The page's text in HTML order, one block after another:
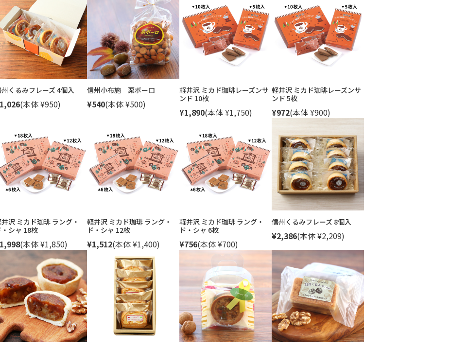
くるみフレーズ 4個入
(本体 ¥950)
信州小布施 栗ボーロ
¥540(本体 ¥500)
軽井沢 ミカド珈琲レーズンサ
ンド 10枚
¥1,890(本体 ¥1,750)
軽井沢 ミカド珈琲レーズンサ
ンド 5枚
¥972(本体 ¥900)
沢 ミカド珈琲 ラング・
・シャ 18枚
(本体 ¥1,850)
軽井沢 ミカド珈琲 ラング・
ド・シャ 12枚
¥1,512(本体 ¥1,400)
軽井沢 ミカド珈琲 ラング・
ド・シャ 6枚
¥756(本体 ¥700)
信州くるみフレーズ 8個入
¥2,386(本体 ¥2,209)